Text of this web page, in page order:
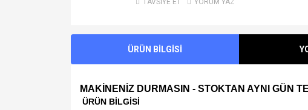
TAVSİYE ET YORUM YAZ
ÜRÜN BİLGİSİ
MAKİNENİZ DURMASIN - STOKTAN AYNI GÜN
ÜRÜN BİLGİSİ